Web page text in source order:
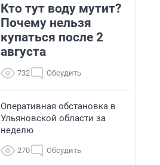
Кто тут воду мутит?
Почему нельзя
купаться после 2
августа
732 Обсудить
Оперативная обстановка в
Ульяновской области за
неделю
270 Обсудить